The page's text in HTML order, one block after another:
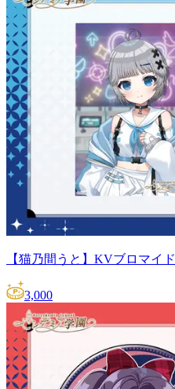
【猫乃間うと】KVブロマイド
3,000